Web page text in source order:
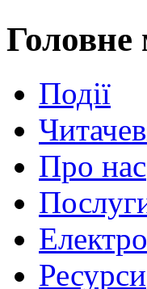
Події
Про нас
Ресурси